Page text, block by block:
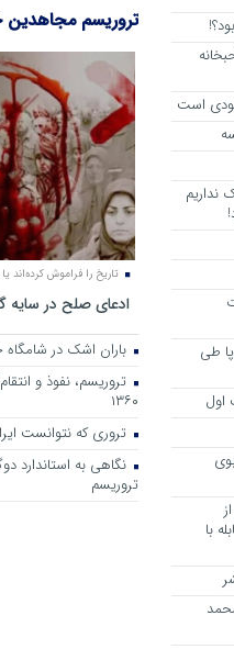
است
دشمنان ایران هستند٬ شک نداریم
طی
اول
با
تروریسم مجاهدین
تاریخ را فراموش کرده‌اند
ادعای صلح در سایه
باران اشک در شامگاه
۱۳۶۰
تروری که نتوانست
نگاهی به استاندارد
تروریسم